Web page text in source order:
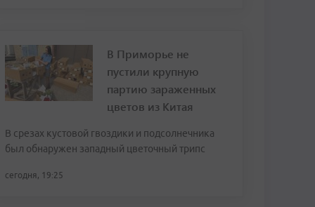
В Приморье не
пустили крупную
партию зараженных
цветов из Китая
В срезах кустовой гвоздики и подсолнечника
был обнаружен западный цветочный трипс
сегодня, 19:25